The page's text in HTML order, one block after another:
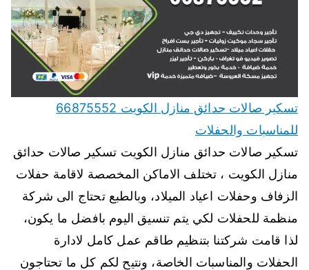
تسكير صالات حدائق منازل الكويت 66875552
للمناسبات والحفلات
تسكير صالات حدائق منازل الكويت تسكير صالات حدائق
منازل الكويت ، تختلف الاماكن المخصصة لاقامة حفلات
الزفاف وحفلات اعياد الميلاد، وبالطبع تحتاج الى شركة
منظمة للحفلات لكي يتم تنسيق اليوم بافضل ما يكون،
لذا قامت شركتنا بتنظيم طاقم عمل كامل لادارة
الحفلات والمناسبات الخاصة، ونتيح لكم كل ما تحتاجون